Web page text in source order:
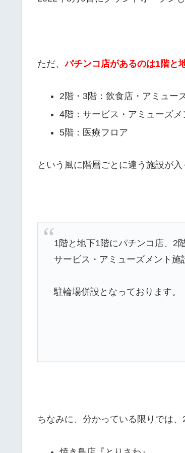
ただ、パチンコ店があるのは1階と
2階・3階：飲食店・アミュー
4階：サービス・アミューズメ
5階：医療フロア
という風に階層ごとに違う施設が入
1階と地下1階にパチンコ店、2
サービス・アミューズメント施
駐輪場併設となっております。
ちなみに、分かっている限りでは、